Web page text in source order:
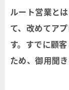
ルート営業と
て、改めてア
す。すでに顧
ため、御用聞